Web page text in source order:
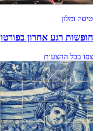
טיסה ומלון
חופשות רגע אחרון בפורטו
צפו בכל ההצעות